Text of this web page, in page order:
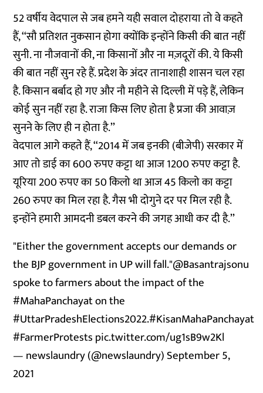
52 वर्षीय वेदपाल से जब हमने यही सवाल दोहराया तो वे कहते
हैं, ‘‘सौ प्रतिशत नुकसान होगा क्योंकि इन्होंने किसी की बात नहीं
सुनी. ना नौजवानों की, ना किसानों और ना मज़दूरों की. ये किसी
की बात नहीं सुन रहे हैं. प्रदेश के अंदर तानाशाही शासन चल रहा
है. किसान बर्बाद हो गए और नौ महीने से दिल्ली में पड़े हैं, लेकिन
कोई सुन नहीं रहा है. राजा किस लिए होता है प्रजा की आवाज़
सुनने के लिए ही न होता है.’’
वेदपाल आगे कहते हैं, ‘‘2014 में जब इनकी (बीजेपी) सरकार में
आए तो डाई का 600 रुपए कट्टा था आज 1200 रुपए कट्टा है.
यूरिया 200 रुपए का 50 किलो था आज 45 किलो का कट्टा
260 रुपए का मिल रहा है. गैस भी दोगुने दर पर मिल रही है.
इन्होंने हमारी आमदनी डबल करने की जगह आधी कर दी है.’’
"Either the government accepts our demands or
the BJP government in UP will fall."@Basantrajsonu
spoke to farmers about the impact of the
#MahaPanchayaton the
#UttarPradeshElections2022.#KisanMahaPanchayat
#FarmerProtestspic.twitter.com/ug1sB9w2Kl
— newslaundry (@newslaundry)September 5,
2021